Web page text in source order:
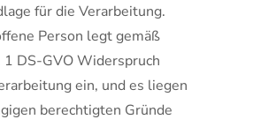
für die Verarbeitung.
Person legt gemäß
DS-GVO Widerspruch
ein, und es liegen
berechtigten Gründe